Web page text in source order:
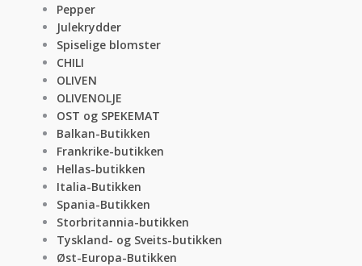
Pepper
Julekrydder
Spiselige blomster
CHILI
OLIVEN
OLIVENOLJE
OST og SPEKEMAT
Balkan-Butikken
Frankrike-butikken
Hellas-butikken
Italia-Butikken
Spania-Butikken
Storbritannia-butikken
Tyskland- og Sveits-butikken
Øst-Europa-Butikken